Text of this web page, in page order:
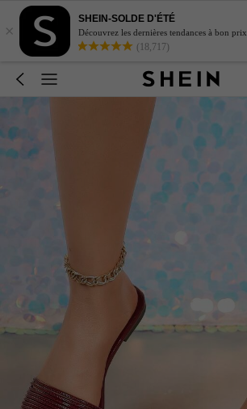
×
SHEIN-SOLDE D'ÉTÉ
Découvrez les dernières tendances à bon prix.
(18,717)